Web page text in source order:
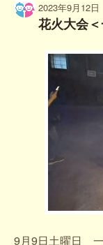
2023年9月12日
花火大会
9月9日土曜日